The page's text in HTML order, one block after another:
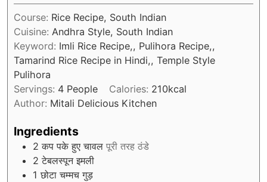
Course: Rice Recipe, South Indian
Cuisine: Andhra Style, South Indian
Keyword: Imli Rice Recipe,, Pulihora Recipe,,
Tamarind Rice Recipe in Hindi,, Temple Style
Pulihora
Servings: 4 People Calories: 210kcal
Author: Mitali Delicious Kitchen
Ingredients
2 कप पके हुए चावल पूरी तरह ठंडे
2 टेबलस्पून इमली
1 छोटा चम्मच गुड़